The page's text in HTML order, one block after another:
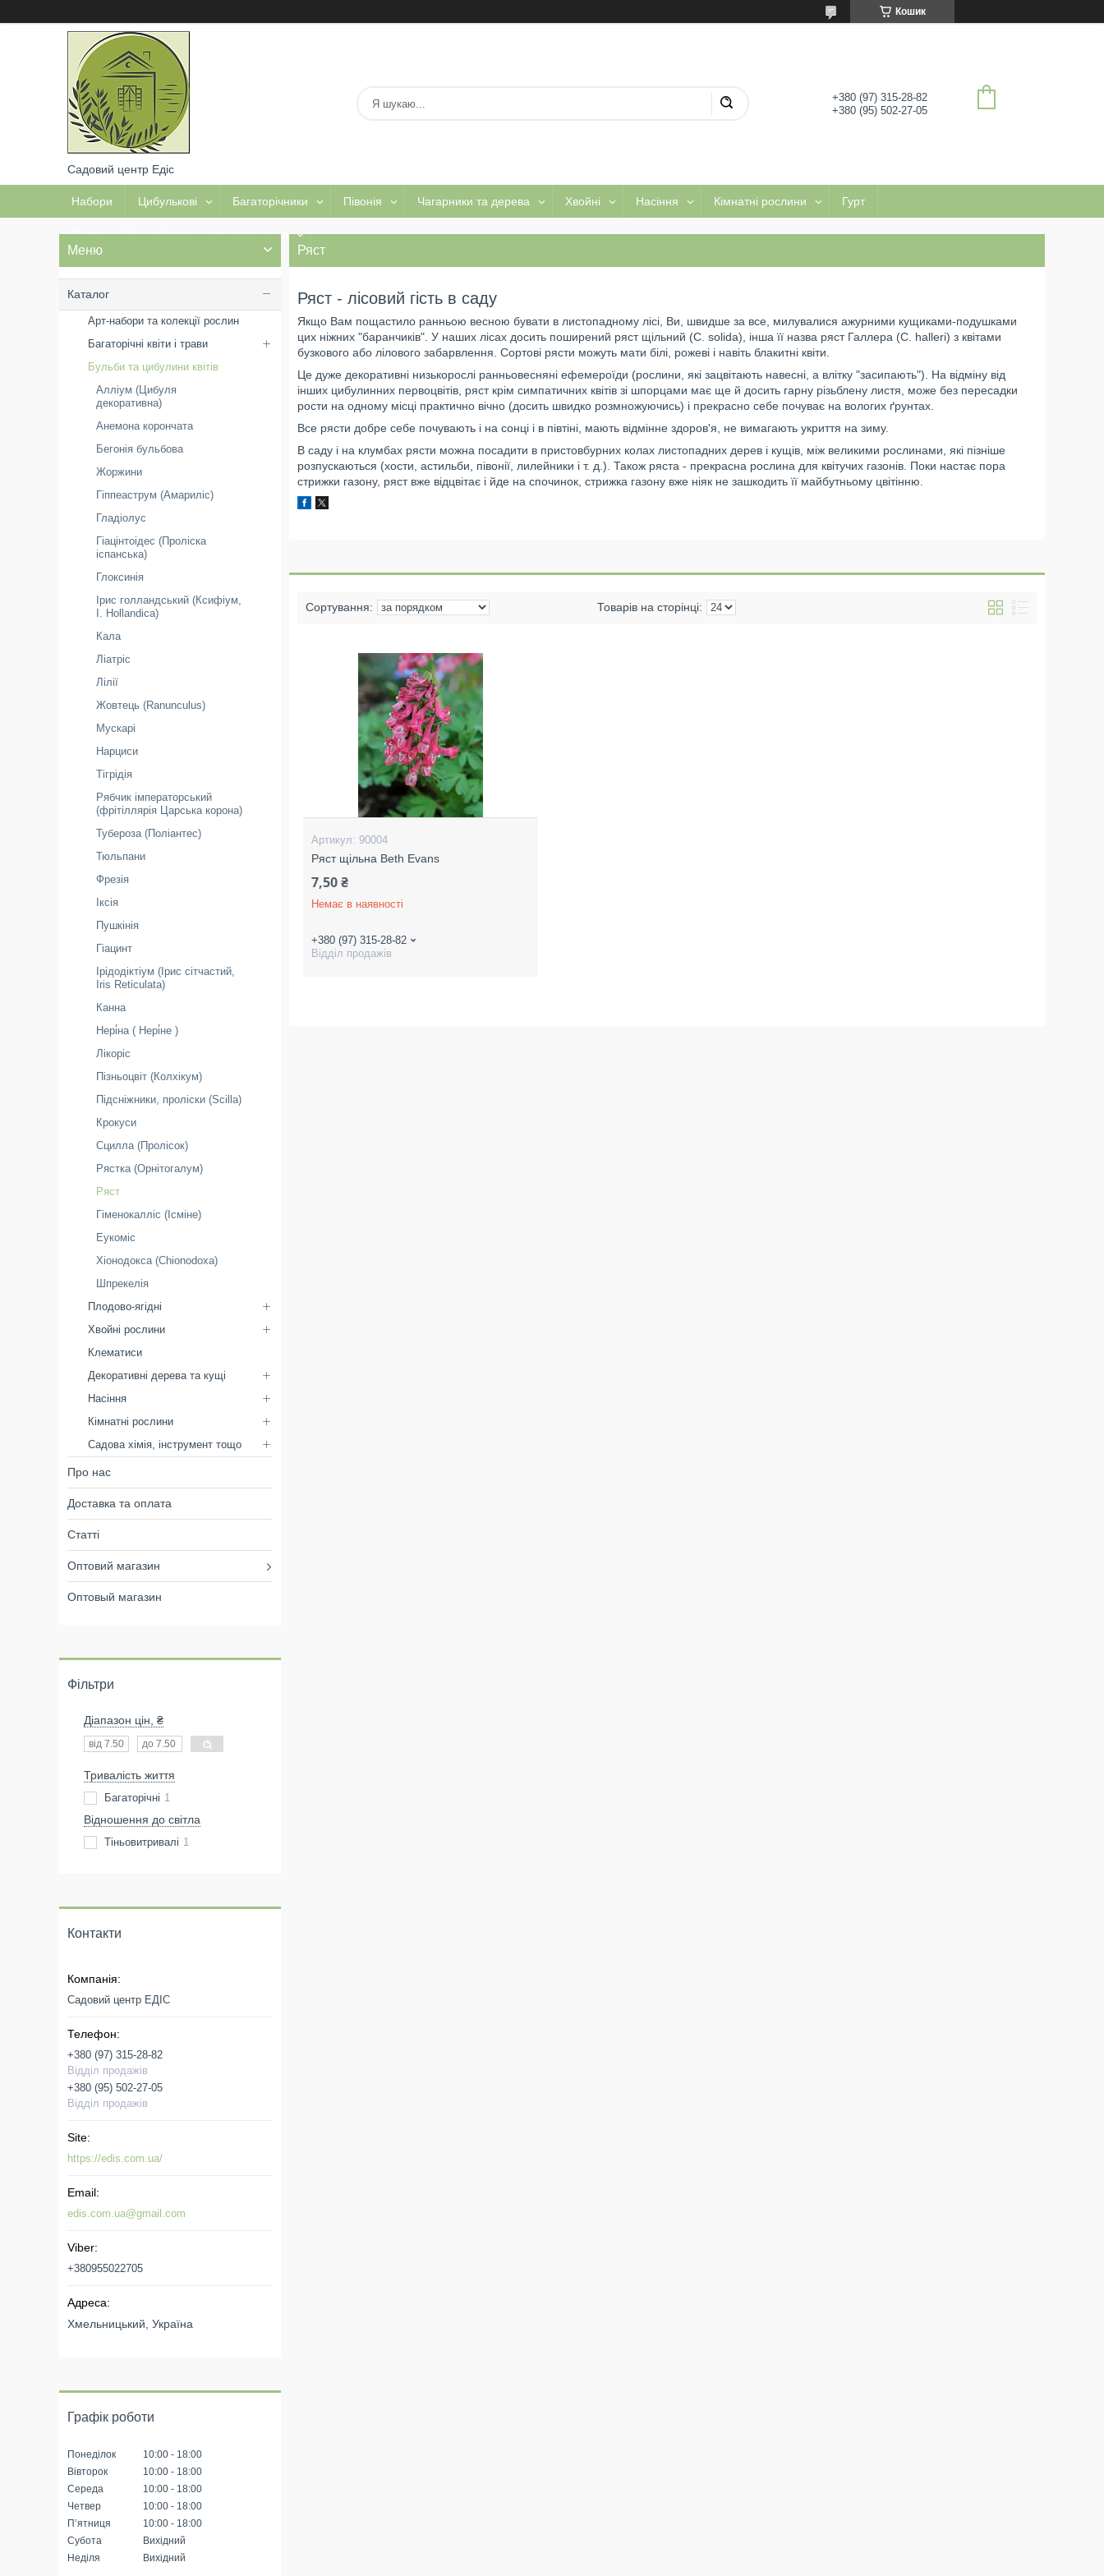
Кошик
Садовий центр Едіс
+380 (97) 315-28-82
+380 (95) 502-27-05
Набори Цибулькові Багаторічники Півонія Чагарники та дерева Хвойні Насіння Кімнатні рослини Гурт
Садова хімія, добрива, інструмент тощо
Ряст
Ряст - лісовий гість в саду
Якщо Вам пощастило ранньою весною бувати в листопадному лісі, Ви, швидше за все, милувалися ажурними кущиками-подушками
цих ніжних "баранчиків". У наших лісах досить поширений ряст щільний (С. solida), інша її назва ряст Галлера (С. halleri) з квітами
бузкового або лілового забарвлення. Сортові рясти можуть мати білі, рожеві і навіть блакитні квіти.
Це дуже декоративні низькорослі ранньовесняні ефемероїди (рослини, які зацвітають навесні, а влітку "засипають"). На відміну від
інших цибулинних первоцвітів, ряст крім симпатичних квітів зі шпорцами має ще й досить гарну різьблену листя, може без пересадки
рости на одному місці практично вічно (досить швидко розмножуючись) і прекрасно себе почуває на вологих ґрунтах.
Все рясти добре себе почувають і на сонці і в півтіні, мають відмінне здоров'я, не вимагають укриття на зиму.
В саду і на клумбах рясти можна посадити в пристовбурних колах листопадних дерев і кущів, між великими рослинами, які пізніше
розпускаються (хости, астильби, півонії, лилейники і т. д.). Також ряста - прекрасна рослина для квітучих газонів. Поки настає пора
стрижки газону, ряст вже відцвітає і йде на спочинок, стрижка газону вже ніяк не зашкодить її майбутньому цвітінню.
90004
Ряст щільна Beth Evans
7,50 ₴
Немає в наявності
+380 (97) 315-28-82
Відділ продажів
Каталог
Арт-набори та колекції рослин
Багаторічні квіти і трави
Бульби та цибулини квітів
Алліум (Цибуля
декоративна)
Анемона корончата
Бегонія бульбова
Жоржини
Гіппеаструм (Амариліс)
Гладіолус
Гіацінтоідес (Проліска
іспанська)
Глоксинія
Ірис голландський (Ксифіум,
I. Hollandica)
Кала
Ліатріс
Лілії
Жовтець (Ranunculus)
Мускарі
Нарциси
Тігрідія
Рябчик імператорський
(фрітіллярія Царська корона)
Тубероза (Поліантес)
Тюльпани
Фрезія
Іксія
Пушкінія
Гіацинт
Ірідодіктіум (Ірис сітчастий,
Iris Reticulata)
Канна
Нері́на ( Нері́не )
Лікоріс
Пізньоцвіт (Колхікум)
Підсніжники, проліски (Scilla)
Крокуси
Сцилла (Пролісок)
Рястка (Орнітогалум)
Ряст
Гіменокалліс (Ісміне)
Еукоміс
Хіонодокса (Chionodoxa)
Шпрекелія
Плодово-ягідні
Хвойні рослини
Клематиси
Декоративні дерева та кущі
Насіння
Кімнатні рослини
Садова хімія, інструмент тощо
Про нас
Доставка та оплата
Статті
Оптовий магазин
Оптовый магазин
Фільтри
Діапазон цін, ₴
Тривалість життя
Багаторічні 1
Відношення до світла
Тіньовитривалі 1
Контакти
Садовий центр ЕДІС
+380 (97) 315-28-82
Відділ продажів
+380 (95) 502-27-05
Відділ продажів
https://edis.com.ua/
edis.com.ua@gmail.com
+380955022705
Хмельницький, Україна
Графік роботи
Понеділок 10:00
18:00
Вівторок
10:00
18:00
Середа
10:00
18:00
Четвер
10:00
18:00
Пʼятниця
10:00
18:00
Субота
Вихідний
Неділя
Вихідний